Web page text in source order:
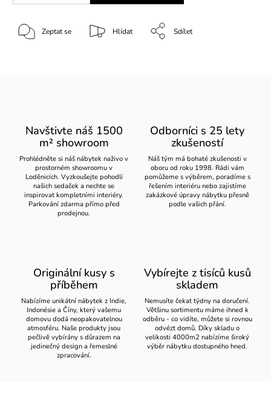
Zeptat se Hlídat Sdílet
Navštivte náš 1500
m² showroom
Prohlédněte si náš nábytek naživo v
prostorném showroomu v
Loděnicích. Vyzkoušejte pohodlí
našich sedaček a nechte se
inspirovat kompletními interiéry.
Parkování zdarma přímo před
prodejnou.
Odborníci s 25 lety
zkušeností
Náš tým má bohaté zkušenosti v
oboru od roku 1998. Rádi vám
pomůžeme s výběrem, poradíme s
řešením interiéru nebo zajistíme
zakázkové úpravy nábytku přesně
podle vašich přání.
Originální kusy s
příběhem
Nabízíme unikátní nábytek z Indie,
Indonésie a Číny, který vašemu
domovu dodá neopakovatelnou
atmosféru. Naše produkty jsou
pečlivě vybírány s důrazem na
jedinečný design a řemeslné
zpracování.
Vybírejte z tisíců kusů
skladem
Nemusíte čekat týdny na doručení.
Většinu sortimentu máme ihned k
odběru - co vidíte, můžete si rovnou
odvézt domů. Díky skladu o
velikosti 4000m2 nabízíme široký
výběr nábytku dostupného hned.